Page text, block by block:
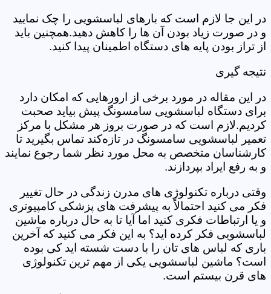
در این جا لازم است که بارهای لباسشویی را چک نمایید
و در صورت زیاد بودن آن ها را کاهش دهید.همچنین باید
از تراز بودن پایه های دستگاه اطمینان پیدا کنید.
نتیجه گیری
در این مقاله در مورد برخی از ارورهایی که امکان دارد
برای دستگاه لباسشویی سامسونگ پیش بیاید صحبت
کردیم.لازم است که در صورت بروز هر مشکل با مرکز
تعمیر لباسشویی سامسونگ در تازه‌کند تماس بگیرید تا
کارشناسان متخصص به محل مورد نظر شما رجوع نمایند
و به رفع ایراد بپردازند.
وقتی درباره تکنولوژی های مدرن زندگی در حال تغییر
فکر می کنید احتمالاً به پیشرفت های پزشکی کامپیوتری
و یا ارتباطات فکری کنید اما آیا تا به حال درباره ماشین
لباسشویی فکر کرده اید؟ به این فکر می کنید که آخرین
باری که لباس های تان را با دست شسته اید کی بوده
است؟ ماشین لباسشویی یکی از مهم ترین تکنولوژی
های قرن بیستم است.